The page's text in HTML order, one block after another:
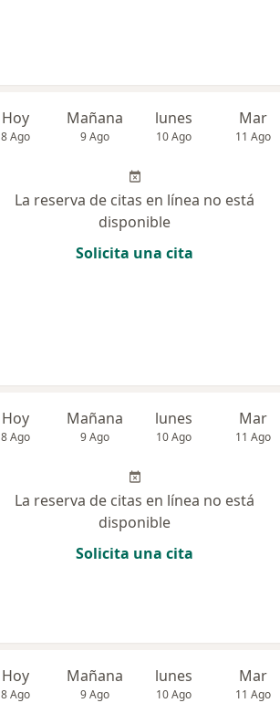
Hoy
8 Ago
Mañana
9 Ago
lunes
10 Ago
Mar
11 Ago
La reserva de citas en línea no está
disponible
Solicita una cita
Hoy
8 Ago
Mañana
9 Ago
lunes
10 Ago
Mar
11 Ago
La reserva de citas en línea no está
disponible
Solicita una cita
Hoy
8 Ago
Mañana
9 Ago
lunes
10 Ago
Mar
11 Ago